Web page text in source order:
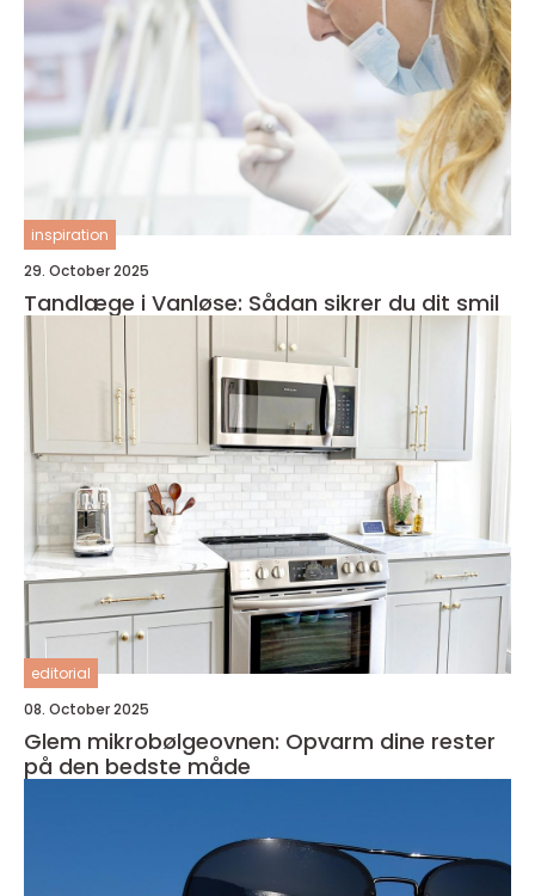
inspiration
29. October 2025
Tandlæge i Vanløse: Sådan sikrer du dit smil
editorial
08. October 2025
Glem mikrobølgeovnen: Opvarm dine rester
på den bedste måde